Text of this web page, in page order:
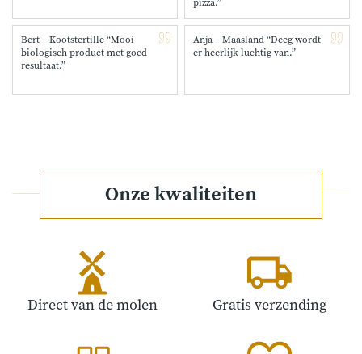
pizza.”
Bert – Kootstertille “Mooi
biologisch product met goed
resultaat.”
Anja – Maasland “Deeg wordt
er heerlijk luchtig van.”
Onze kwaliteiten
Direct van de molen Gratis verzending